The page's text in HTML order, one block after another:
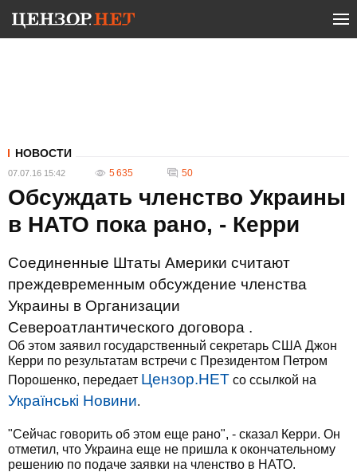
НОВОСТИ
07.07.16 15:42 5 635 50
Обсуждать членство Украины
в НАТО пока рано, - Керри
Соединенные Штаты Америки считают
преждевременным обсуждение членства
Украины в Организации
Североатлантического договора .
Об этом заявил государственный секретарь США Джон
Керри по результатам встречи с Президентом Петром
Порошенко, передает Цензор.НЕТ со ссылкой на
Українські Новини.
"Сейчас говорить об этом еще рано", - сказал Керри. Он
отметил, что Украина еще не пришла к окончательному
решению по подаче заявки на членство в НАТО.